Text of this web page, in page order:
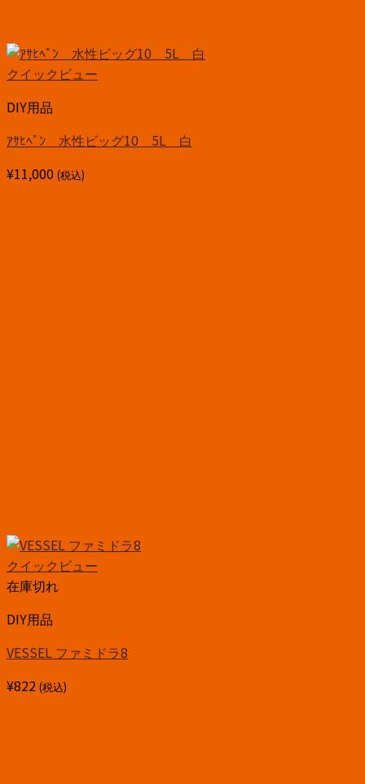
クイックビュー
DIY用品
ｱｻﾋﾍﾟﾝ 水性ビッグ10 5L 白
¥11,000 (税込)
クイックビュー
在庫切れ
DIY用品
VESSEL ファミドラ8
¥822 (税込)